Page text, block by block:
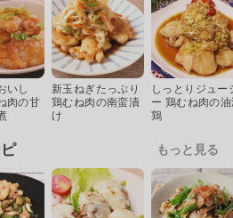
いし
肉の甘
新玉ねぎたっぷり
鶏むね肉の南蛮漬
け
しっとりジュー
ー 鶏むね肉の
鶏
もっと見る